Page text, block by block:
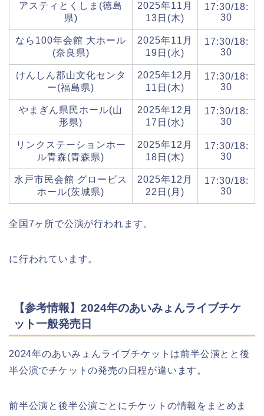
アスティとくしま(徳島
県)
2025年11月
13日(木)
17:30/18:
30
なら100年会館 大ホール
(奈良県)
2025年11月
19日(水)
17:30/18:
30
けんしん郡山文化センタ
ー(福島県)
2025年12月
11日(木)
17:30/18:
30
やまぎん県民ホール(山
形県)
2025年12月
17日(水)
17:30/18:
30
リンクステーションホー
ル青森(青森県)
2025年12月
18日(木)
17:30/18:
30
水戸市民会館 グロービス
ホール(茨城県)
2025年12月
22日(月)
17:30/18:
30
全国7ヶ所で公演が行われます。
に行われています。
【参考情報】2024年のあいみょんライブチケ
ット一般発売日
2024年のあいみょんライブチケットは前半公演とと後
半公演でチケットの発売の日程が違います。
前半公演と後半公演ごとにチケットの情報をまとめま